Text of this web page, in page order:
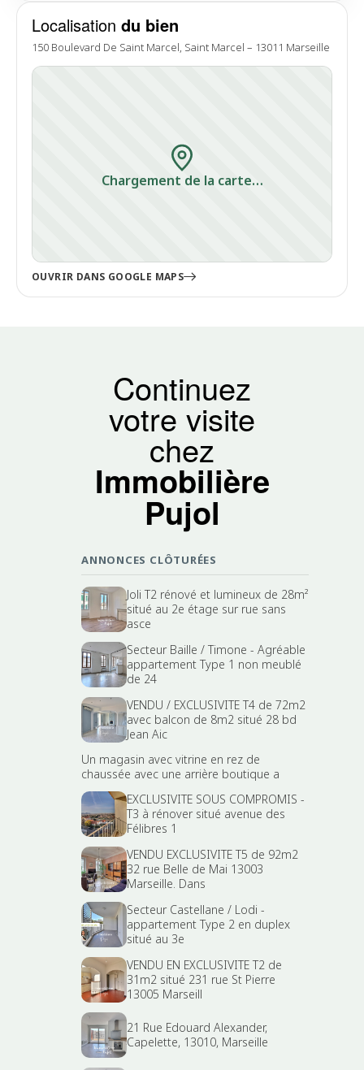
Localisation du bien
150 Boulevard De Saint Marcel, Saint Marcel – 13011 Marseille
Chargement de la carte…
OUVRIR DANS GOOGLE MAPS
Continuez
votre visite
chez
Immobilière
Pujol
ANNONCES CLÔTURÉES
Joli T2 rénové et lumineux de 28m²
situé au 2e étage sur rue sans
asce
Secteur Baille / Timone - Agréable
appartement Type 1 non meublé
de 24
VENDU / EXCLUSIVITE T4 de 72m2
avec balcon de 8m2 situé 28 bd
Jean Aic
Un magasin avec vitrine en rez de
chaussée avec une arrière boutique a
EXCLUSIVITE SOUS COMPROMIS -
T3 à rénover situé avenue des
Félibres 1
VENDU EXCLUSIVITE T5 de 92m2
32 rue Belle de Mai 13003
Marseille. Dans
Secteur Castellane / Lodi -
appartement Type 2 en duplex
situé au 3e
VENDU EN EXCLUSIVITE T2 de
31m2 situé 231 rue St Pierre
13005 Marseill
21 Rue Edouard Alexander,
Capelette, 13010, Marseille